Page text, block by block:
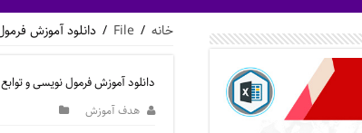
خانه /
File
/ دانلود آموزش
دانلود آموزش فرمول نویسی و
هدف آموزش